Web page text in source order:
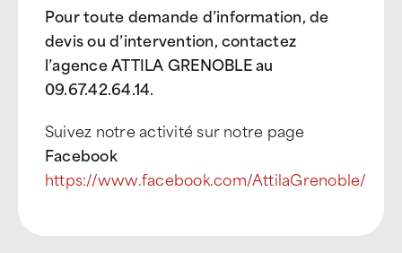
Pour toute demande d’information, de
devis ou d’intervention, contactez
l’agence ATTILA GRENOBLE au
09.67.42.64.14.
Suivez notre activité sur notre page
Facebook
https://www.facebook.com/AttilaGrenoble/